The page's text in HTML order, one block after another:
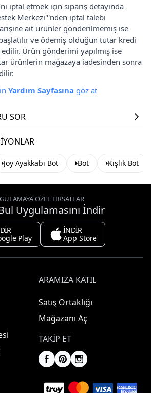
iptal etmek için sipariş detayında
Merkezi"'nden iptal talebi
ait ürünler gönderilmemiş ise
ve ödemiş olduğun tutar kredi
Ürün gönderimi yapılmış ise
ürünlerin mağazaya iadesinden sonra
Yardım Sayfasına göz at
SOR
Joy Ayakkabı Bot Bot Kışlık Bot
ÖZEL FIRSATLAR
Uygulamasını İndir
Play
İNDİR
App Store
ARAMIZA KATIL
Satış Ortaklığı
Mağazanı Aç
TAKIP ET